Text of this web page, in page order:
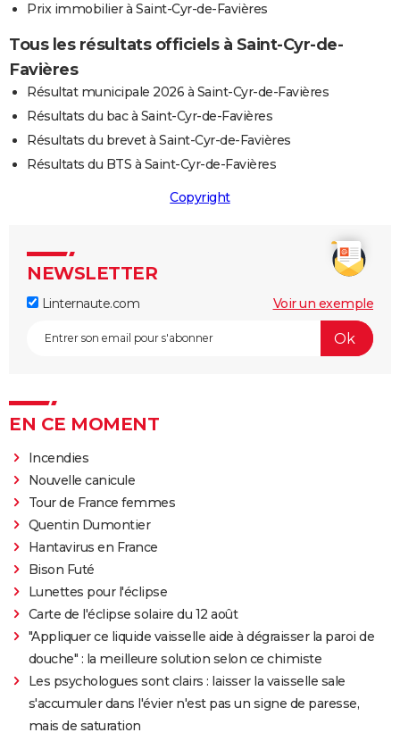
Prix immobilier à Saint-Cyr-de-Favières
Tous les résultats officiels à Saint-Cyr-de-
Favières
Résultat municipale 2026 à Saint-Cyr-de-Favières
Résultats du bac à Saint-Cyr-de-Favières
Résultats du brevet à Saint-Cyr-de-Favières
Résultats du BTS à Saint-Cyr-de-Favières
Copyright
NEWSLETTER
Linternaute.com Voir un exemple
EN CE MOMENT
Incendies
Nouvelle canicule
Tour de France femmes
Quentin Dumontier
Hantavirus en France
Bison Futé
Lunettes pour l'éclipse
Carte de l'éclipse solaire du 12 août
"Appliquer ce liquide vaisselle aide à dégraisser la paroi de
douche" : la meilleure solution selon ce chimiste
Les psychologues sont clairs : laisser la vaisselle sale
s'accumuler dans l'évier n'est pas un signe de paresse,
mais de saturation